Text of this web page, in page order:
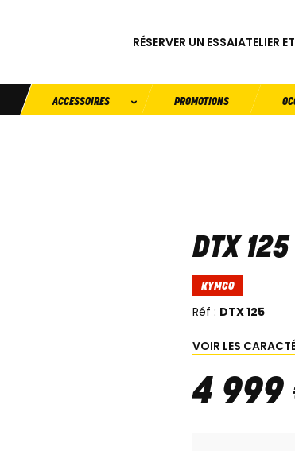
RÉSERVER UN ESSAIATELIER
ACCESSOIRES PROMOTIONS
DTX 125
KYMCO
Réf : DTX 125
VOIR LES
4 999